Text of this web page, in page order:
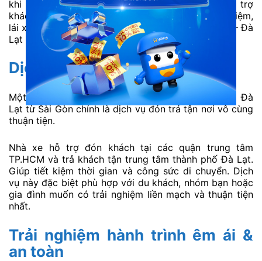
khi lên xe. Nhân viên đều hướng dẫn chu đáo, hỗ trợ
khách hàng tận tình. Đội ngũ tài xế giàu kinh nghiệm,
lái xe an toàn. Đảm bảo hành trình xe VIP Sài Gòn – Đà
Lạt diễn ra êm ái, đúng giờ và đầy thoải mái.
Dịch vụ đón trả tận nơi tiện lợi
Một điểm cộng lớn của xe Điền Linh Limousine đi Đà
Lạt từ Sài Gòn chính là dịch vụ đón trả tận nơi vô cùng
thuận tiện.
Nhà xe hỗ trợ đón khách tại các quận trung tâm
TP.HCM và trả khách tận trung tâm thành phố Đà Lạt.
Giúp tiết kiệm thời gian và công sức di chuyển. Dịch
vụ này đặc biệt phù hợp với du khách, nhóm bạn hoặc
gia đình muốn có trải nghiệm liền mạch và thuận tiện
nhất.
Trải nghiệm hành trình êm ái &
an toàn